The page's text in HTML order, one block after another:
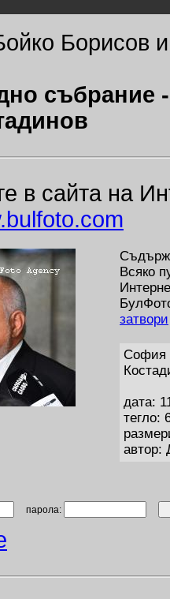
Борисов
събрание
в сайта на
Всяко
затвори
София
дата:
тегло:
автор:
парола: